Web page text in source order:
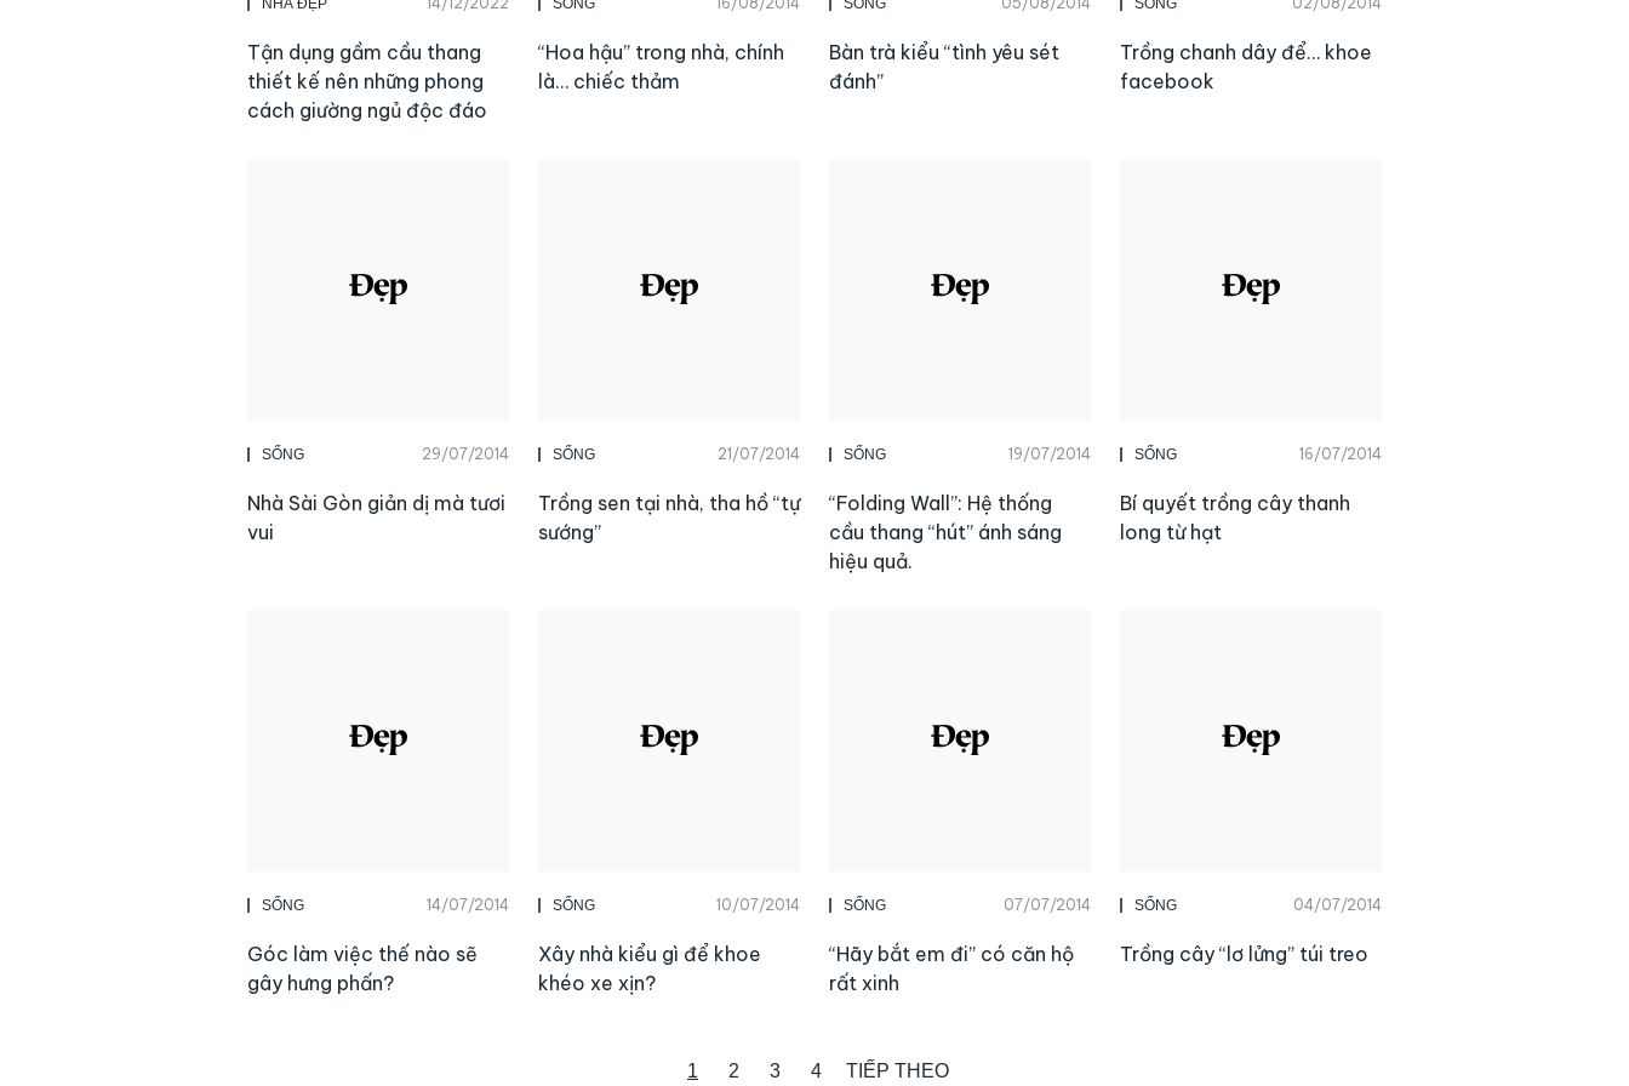
Tận dụng gầm cầu thang
thiết kế nên những phong
cách giường ngủ độc đáo
“Hoa hậu” trong nhà, chính
là… chiếc thảm
Bàn trà kiểu “tình yêu sét
đánh”
Trồng chanh dây để… khoe
facebook
SỐNG 29/07/2014
Nhà Sài Gòn giản dị mà tươi
vui
SỐNG 21/07/2014
Trồng sen tại nhà, tha hồ “tự
sướng”
SỐNG 19/07/2014
“Folding Wall”: Hệ thống
cầu thang “hút” ánh sáng
hiệu quả.
SỐNG 16/07/2014
Bí quyết trồng cây thanh
long từ hạt
SỐNG 14/07/2014
Góc làm việc thế nào sẽ
gây hưng phấn?
SỐNG 10/07/2014
Xây nhà kiểu gì để khoe
khéo xe xịn?
SỐNG 07/07/2014
“Hãy bắt em đi” có căn hộ
rất xinh
SỐNG 04/07/2014
Trồng cây “lơ lửng” túi treo
1 2 3 4 TIẾP THEO